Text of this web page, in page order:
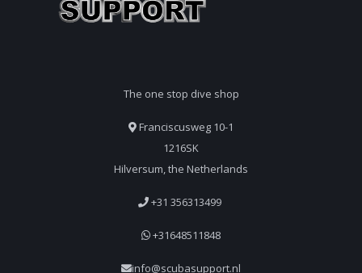
The one stop dive shop
Franciscusweg 10-1
1216SK
Hilversum, the Netherlands
+31 356313499
+31648511848
info@scubasupport.nl